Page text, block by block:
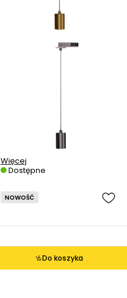
Więcej
Dostępne
Do koszyka
NOWOŚĆ